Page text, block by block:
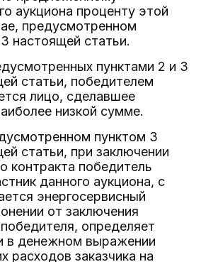
аукциона проценту этой
предусмотренном
настоящей статьи.
пунктами 2 и 3
статьи, победителем
лицо, сделавшее
низкой сумме.
пунктом 3
статьи, при заключении
контракта победитель
данного аукциона, с
энергосервисный
от заключения
определяет
в денежном выражении
расходов заказчика на